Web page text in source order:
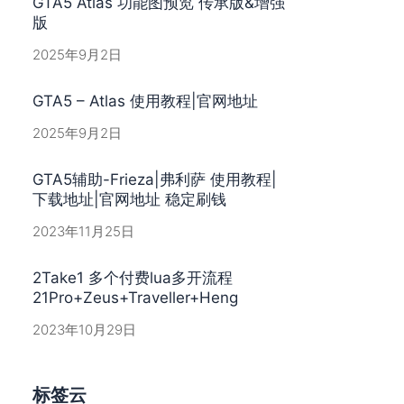
版
2025年9月2日
GTA5 – Atlas 使用教程|官网地址
2025年9月2日
GTA5辅助-Frieza|弗利萨 使用教程|
下载地址|官网地址 稳定刷钱
2023年11月25日
2Take1 多个付费lua多开流程
21Pro+Zeus+Traveller+Heng
2023年10月29日
标签云